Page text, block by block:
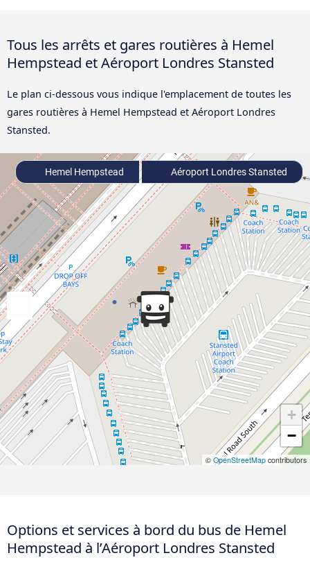
Tous les arrêts et gares routières à Hemel
Hempstead et Aéroport Londres Stansted
Le plan ci-dessous vous indique l'emplacement de toutes les
gares routières à Hemel Hempstead et Aéroport Londres
Stansted.
+
−
© OpenStreetMap contributors
Hemel Hempstead Aéroport Londres Stansted
Options et services à bord du bus de Hemel
Hempstead à l’Aéroport Londres Stansted